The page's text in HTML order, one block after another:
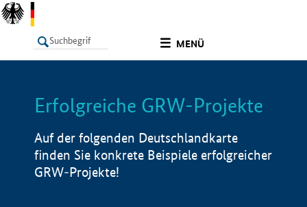
MENÜ
LISTE Info
Erfolgreiche GRW-Projekte
Auf der folgenden Deutschlandkarte
finden Sie konkrete Beispiele erfolgreicher
GRW-Projekte!